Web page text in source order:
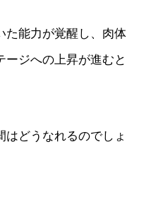
た能力が覚醒し、肉体
ージへの上昇が進むと
はどうなれるのでしょ